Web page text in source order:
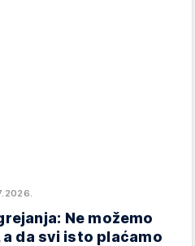
Ne možemo
da svi isto plaćamo